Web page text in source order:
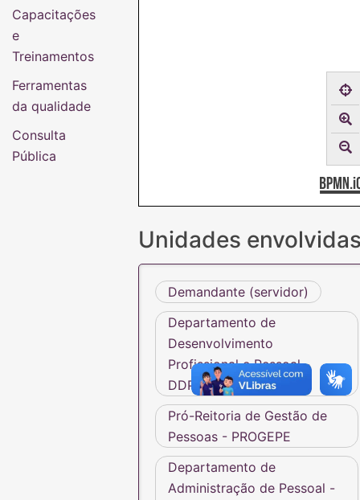
Unidades
Demandante (servidor)
Departamento de
Desenvolvimento
Profissional e Pessoal -
DDPP
Pró-Reitoria de Gestão de
Pessoas - PROGEPE
Departamento de
Administração de Pessoal -
Capacitações
e
Treinamentos
Ferramentas
da qualidade
Consulta
Pública